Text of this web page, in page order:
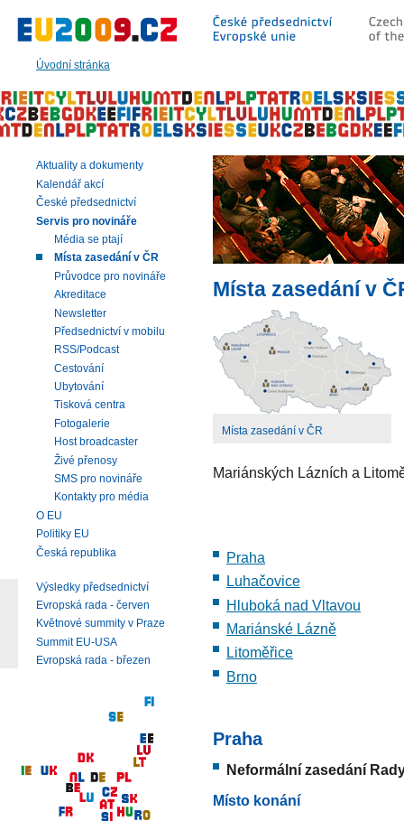
Úvodní stránka
hlavní
|
navigaci
|
vyhledávání
Místa zasedání v
Místa zasedání v ČR
Mariánských Lázních a
Praha
Luhačovice
Hluboká nad Vltavou
Mariánské Lázně
Litoměřice
Brno
Praha
Neformální zasedání
Místo konání
Aktuality a dokumenty
Kalendář akcí
České předsednictví
Servis pro novináře
Média se ptají
Místa zasedání v ČR
Průvodce pro novináře
Akreditace
Newsletter
Předsednictví v mobilu
RSS/Podcast
Cestování
Ubytování
Tisková centra
Fotogalerie
Host broadcaster
Živé přenosy
SMS pro novináře
Kontakty pro média
O EU
Politiky EU
Česká republika
Výsledky předsednictví
Evropská rada - červen
Květnové summity v Praze
Summit EU-USA
Evropská rada - březen